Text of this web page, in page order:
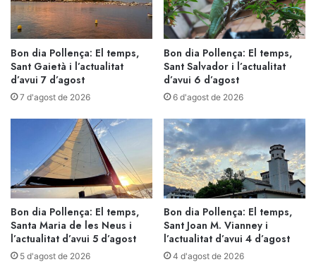
Bon dia Pollença: El temps,
Sant Gaietà i l’actualitat
d’avui 7 d’agost
7 d'agost de 2026
Bon dia Pollença: El temps,
Sant Salvador i l’actualitat
d’avui 6 d’agost
6 d'agost de 2026
Bon dia Pollença: El temps,
Santa Maria de les Neus i
l’actualitat d’avui 5 d’agost
5 d'agost de 2026
Bon dia Pollença: El temps,
Sant Joan M. Vianney i
l’actualitat d’avui 4 d’agost
4 d'agost de 2026